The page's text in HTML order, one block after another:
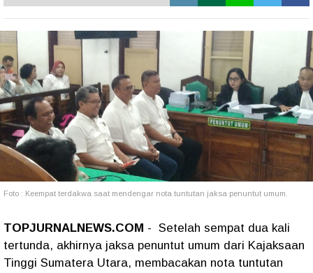
Foto : Keempat terdakwa saat mendengar nota tuntutan jaksa penuntut umum.
TOPJURNALNEWS.COM - Setelah sempat dua kali
tertunda, akhirnya jaksa penuntut umum dari Kajaksaan
Tinggi Sumatera Utara, membacakan nota tuntutan